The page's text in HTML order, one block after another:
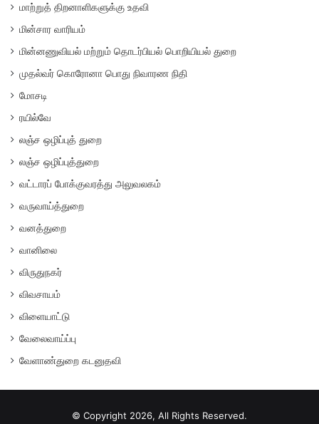
மாற்றுத் திறனாளிகளுக்கு உதவி
மின்சார வாரியம்
மின்னணுவியல் மற்றும் தொடர்பியல் பொறியியல் துறை
முதல்வர் கொரோனா பொது நிவாரண நிதி
மோசடி
ரயில்வே
லஞ்ச ஒழிப்புத் துறை
லஞ்ச ஒழிப்புத்துறை
வட்டாரப் போக்குவரத்து அலுவலகம்
வருவாய்த்துறை
வனத்துறை
வானிலை
விருதுநகர்
விவசாயம்
விளையாட்டு
வேலைவாய்ப்பு
வேளாண்துறை கடனுதவி
© Copyright 2026, All Rights Reserved.